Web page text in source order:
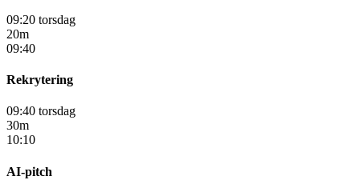
09:20 torsdag
20m
09:40
Rekrytering
09:40 torsdag
30m
10:10
AI-pitch